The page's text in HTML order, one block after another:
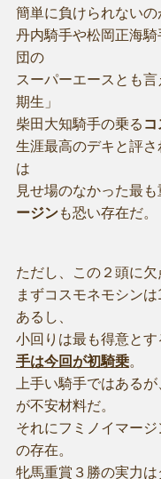
簡単に負けられないの
丹内騎手や松岡正海
団の
スーパーエースとも
期生」
柴田大知騎手の乗る
生涯最高のデキと評
は
見せ場のなかった最
ージンも恐い存在だ。
ただし、この２頭に欠
まずコスモネモシン
あるし、
小回りは最も得意とす
手は今回が初騎乗。
上手い騎手ではある
が不安材料だ。
それにフミノイマー
の存在。
牝馬重賞３勝の実力は